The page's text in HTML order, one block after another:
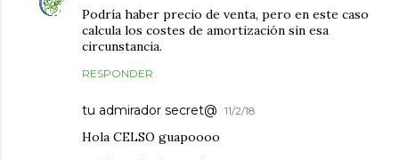
Podría haber precio de venta, pero en este caso
calcula los costes de amortización sin esa
circunstancia.
RESPONDER
tu admirador secret@ 11/2/18
Hola CELSO guapoooo